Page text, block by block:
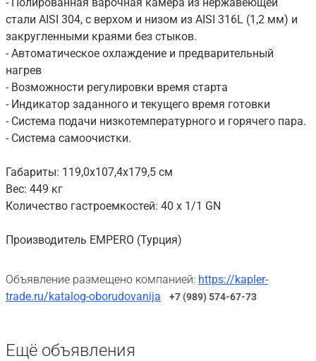
стали AISI 304, с верхом и низом из AISI 316L (1,2 мм) и
закругленными краями без стыков.
- Автоматическое охлаждение и предварительный
нагрев
- Возможности регулировки время старта
- Индикатор заданного и текущего время готовки
- Система подачи низкотемпературного и горячего пара.
- Система самоочистки.
Габариты: 119,0x107,4x179,5 см
Вес: 449 кг
Количество гастроемкостей: 40 х 1/1 GN
Производитель EMPERO (Турция)
Объявление размещено компанией: https://kapler-
trade.ru/katalog-oborudovanija
+7 (989) 574-67-73
Ещё объявления